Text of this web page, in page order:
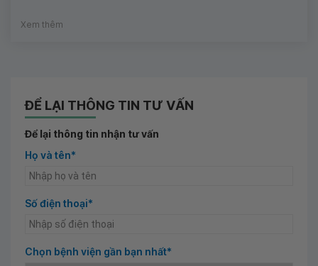
Xem thêm
ĐỂ LẠI THÔNG TIN TƯ VẤN
Để lại thông tin nhận tư vấn
Họ và tên*
Số điện thoại*
Chọn bệnh viện gần bạn nhất*